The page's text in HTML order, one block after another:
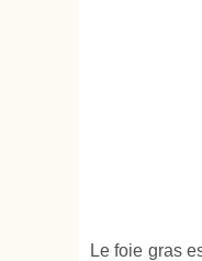
Le foie gras